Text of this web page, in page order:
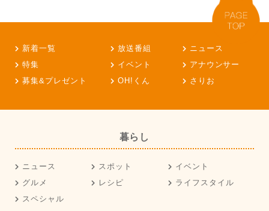
新着一覧 放送番組
ニュース
特集
イベント
アナウンサー
募集&プレゼント
OH!くん さりお
暮らし
ニュース スポット
イベント
グルメ
レシピ
ライフスタイル
スペシャル